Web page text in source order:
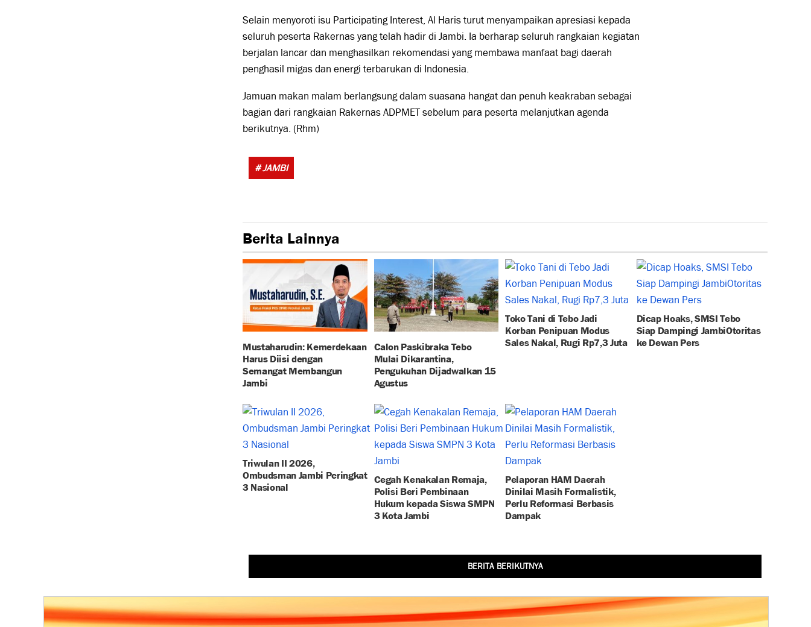
Selain menyoroti isu Participating Interest, Al Haris turut menyampaikan apresiasi kepada
seluruh peserta Rakernas yang telah hadir di Jambi. Ia berharap seluruh rangkaian kegiatan
berjalan lancar dan menghasilkan rekomendasi yang membawa manfaat bagi daerah
penghasil migas dan energi terbarukan di Indonesia.
Jamuan makan malam berlangsung dalam suasana hangat dan penuh keakraban sebagai
bagian dari rangkaian Rakernas ADPMET sebelum para peserta melanjutkan agenda
berikutnya. (Rhm)
# JAMBI
Berita Lainnya
Mustaharudin: Kemerdekaan
Harus Diisi dengan
Semangat Membangun
Jambi
Calon Paskibraka Tebo
Mulai Dikarantina,
Pengukuhan Dijadwalkan 15
Agustus
Toko Tani di Tebo Jadi
Korban Penipuan Modus
Sales Nakal, Rugi Rp7,3 Juta
Dicap Hoaks, SMSI Tebo
Siap Dampingi JambiOtoritas
ke Dewan Pers
Triwulan II 2026,
Ombudsman Jambi Peringkat
3 Nasional
Cegah Kenakalan Remaja,
Polisi Beri Pembinaan
Hukum kepada Siswa SMPN
3 Kota Jambi
Pelaporan HAM Daerah
Dinilai Masih Formalistik,
Perlu Reformasi Berbasis
Dampak
BERITA BERIKUTNYA